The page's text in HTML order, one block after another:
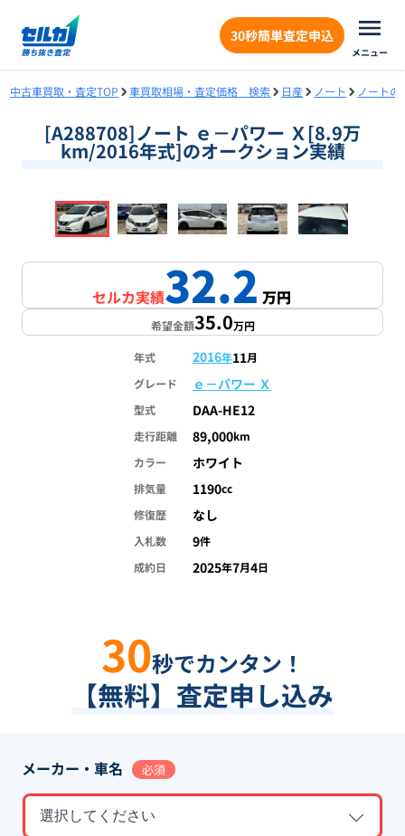
30秒簡単査定申込
メニュー
中古車買取・査定TOP 車買取相場・査定価格 検索 日産 ノート ノート
[A288708]ノート ｅ－パワー Ｘ[8.9万
km/2016年式]のオークション実績
1/16
セルカ実績32.2万円
希望金額35.0万円
年式 2016年11月
グレード
ｅ－パワー Ｘ
型式 DAA-HE12
走行距離 89,000km
カラー
ホワイト
排気量 1190cc
修復歴
なし
入札数 9件
成約日
2025年7月4日
30秒でカンタン！
【無料】査定申し込み
メーカー・車名 必須
選択してください